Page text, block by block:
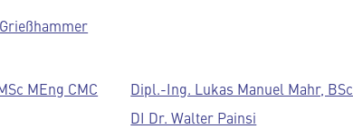
MEng CMC
Dipl.-Ing. Lukas Manuel Mahr, BSc
DI Dr. Walter Painsi